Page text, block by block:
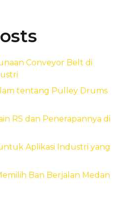
Conveyor Belt di
tentang Pulley Drums
RS dan Penerapannya di
Aplikasi Industri yang
Ban Berjalan Medan